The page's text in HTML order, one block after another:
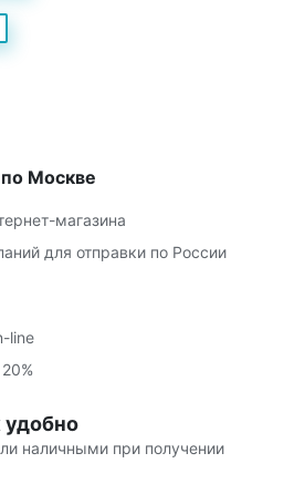
по Москве
магазина
для отправки по России
line
удобно
наличными при получении